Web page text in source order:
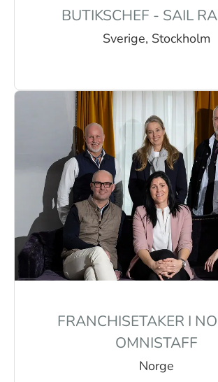
BUTIKSCHEF - SAIL
Sverige, Stockholm
FRANCHISETAKER I
OMNISTAFF
Norge